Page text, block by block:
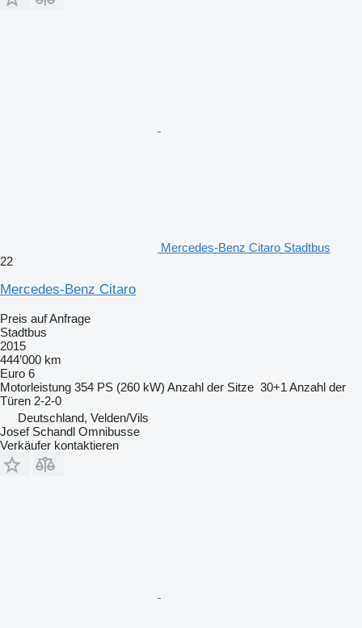
Mercedes-Benz Citaro Stadtbus
22
Mercedes-Benz Citaro
Preis auf Anfrage
Stadtbus
2015
444’000 km
Euro 6
Motorleistung 354 PS (260 kW) Anzahl der Sitze 30+1 Anzahl der
Türen 2-2-0
Deutschland, Velden/Vils
Josef Schandl Omnibusse
Verkäufer kontaktieren